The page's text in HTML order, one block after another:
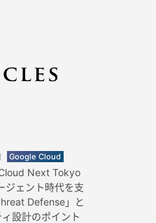
Google Cloud
Cloud Next Tokyo
ジェント時代を支
Defense」と
設計のポイント